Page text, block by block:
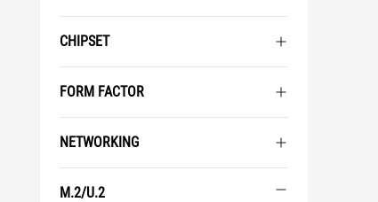
CHIPSET
FORM FACTOR
NETWORKING
M.2/U.2